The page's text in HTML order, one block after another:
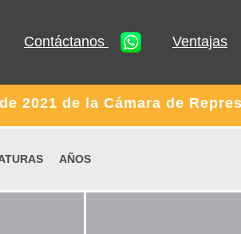
Contáctanos Ventajas
2021 de la Cámara de
AÑOS